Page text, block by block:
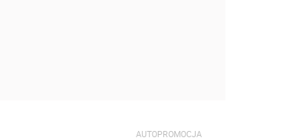
AUTOPROMOCJA